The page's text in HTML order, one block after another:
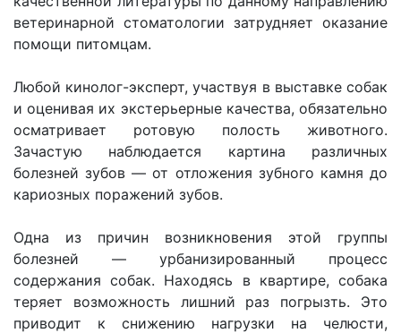
ветеринарной стоматологии затрудняет оказание
помощи питомцам.
Любой кинолог-эксперт, участвуя в выставке собак
и оценивая их экстерьерные качества, обязательно
осматривает ротовую полость животного.
Зачастую наблюдается картина различных
болезней зубов — от отложения зубного камня до
кариозных поражений зубов.
Одна из причин возникновения этой группы
болезней — урбанизированный процесс
содержания собак. Находясь в квартире, собака
теряет возможность лишний раз погрызть. Это
приводит к снижению нагрузки на челюсти,